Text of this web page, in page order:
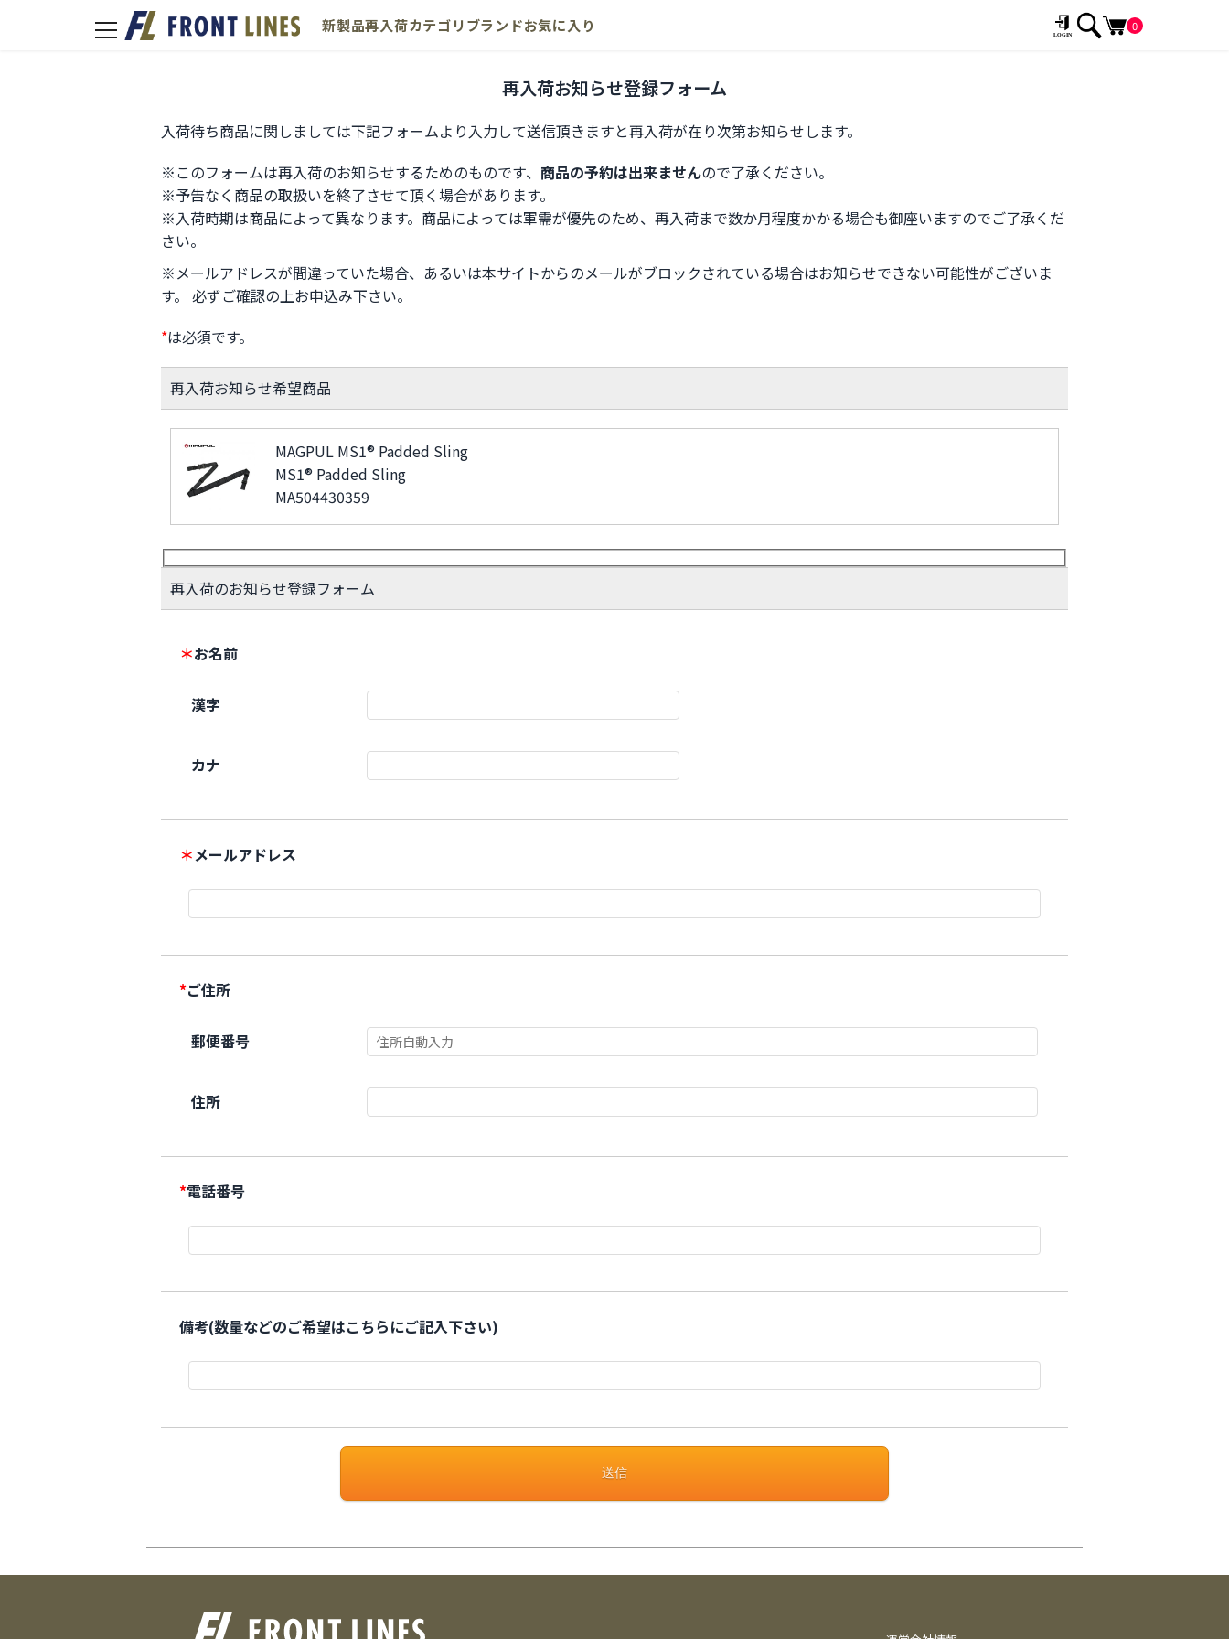
toggle
新製品再入荷カテゴリ ブランドお気に入り 0
再入荷お知らせ登録フォーム
入荷待ち商品に関しましては下記フォームより入力して送信頂きますと再入荷が在り次第お知らせします。
※このフォームは再入荷のお知らせするためのものです、 商品の予約は出来ませんので了承ください。
※予告なく商品の取扱いを終了させて頂く場合があります。
※入荷時期は商品によって異なります。商品によっては軍需が優先のため、再入荷まで数か月程度かかる場合も御座いますのでご了承くだ
さい。
※メールアドレスが間違っていた場合、あるいは本サイトからのメールがブロックされている場合はお知らせできない可能性がございま
す。 必ずご確認の上お申込み下さい。
*は必須です。
再入荷お知らせ希望商品
MAGPUL MS1® Padded Sling
MS1® Padded Sling
MA504430359
再入荷のお知らせ登録フォーム
＊お名前
漢字
カナ
＊メールアドレス
*ご住所
郵便番号
住所
*電話番号
備考(数量などのご希望はこちらにご記入下さい)